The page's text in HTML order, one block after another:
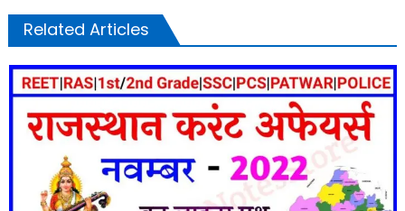
Related Articles